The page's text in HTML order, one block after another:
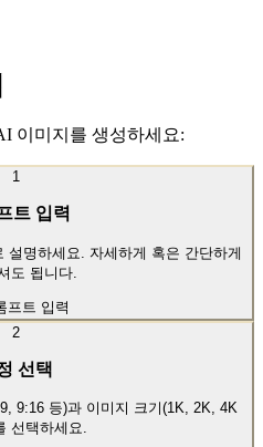
이미지를 생성하세요:
1
트 입력
설명하세요. 자세하게 혹은 간단하게
도 됩니다.
2
선택
9:16 등)과 이미지 크기(1K, 2K, 4K
선택하세요.